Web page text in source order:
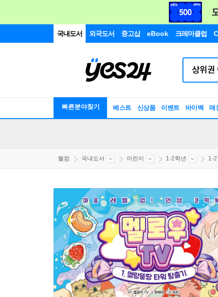
국내도서 외국도서 중고샵 eBook 크레마클럽
빠른분야찾기 베스트 신상품 이벤트 바이백 매
웰컴 국내도서 어린이 1-2학년 1-